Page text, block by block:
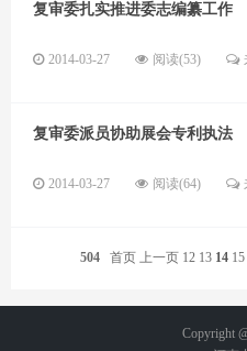
复审委扎实推进委志编纂工作
2014-03-27 阅读(53)
复审委派员协助展会专利执法
2014-03-27 阅读(64)
504 首页 上一页 12 13 14 15
Copyright